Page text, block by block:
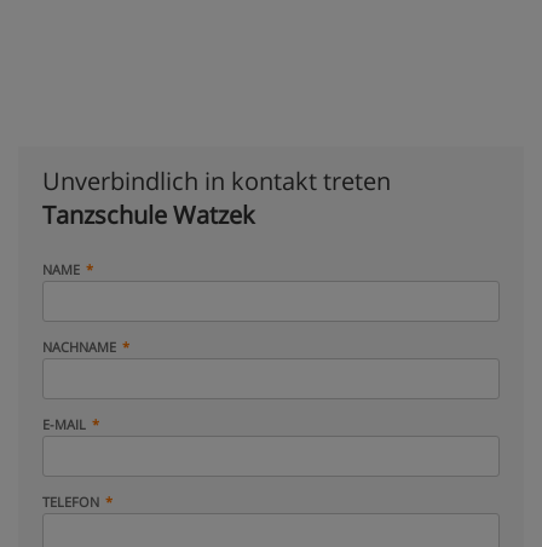
Unverbindlich in kontakt treten
Tanzschule Watzek
NAME
NACHNAME
E-MAIL
TELEFON